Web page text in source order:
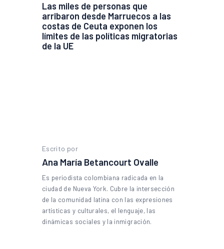
Las miles de personas que
arribaron desde Marruecos a las
costas de Ceuta exponen los
límites de las políticas migratorias
de la UE
Escrito por
Ana María Betancourt Ovalle
Es periodista colombiana radicada en la
ciudad de Nueva York. Cubre la intersección
de la comunidad latina con las expresiones
artísticas y culturales, el lenguaje, las
dinámicas sociales y la inmigración.